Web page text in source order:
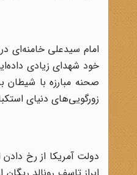
خود شهدای زیادی
صحنه مبارزه با شیطان
زورگویی‌های دنیای
دولت آمریکا از رخ